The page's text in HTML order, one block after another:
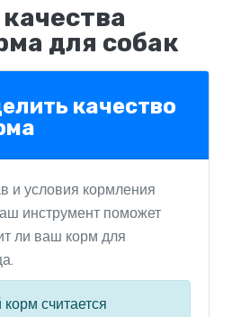
для собак
качество
и условия кормления
инструмент поможет
ли ваш корм для
считается